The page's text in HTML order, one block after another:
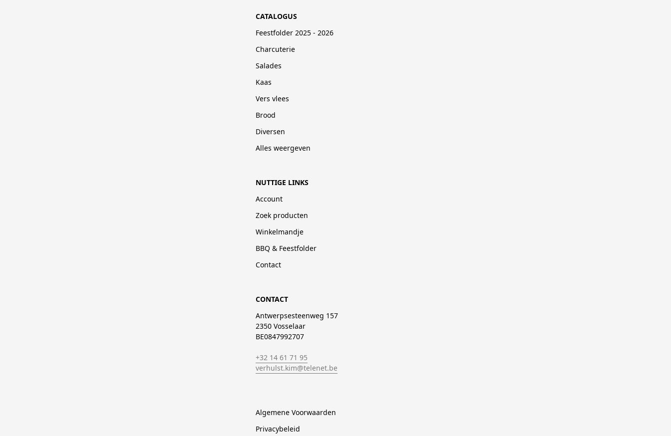
CATALOGUS
Feestfolder 2025 - 2026
Charcuterie
Salades
Kaas
Vers vlees
Brood
Diversen
Alles weergeven
NUTTIGE LINKS
Account
Zoek producten
Winkelmandje
BBQ & Feestfolder
Contact
CONTACT
Antwerpsesteenweg 157
2350 Vosselaar
BE0847992707
+32 14 61 71 95
verhulst.kim@telenet.be
Algemene Voorwaarden
Privacybeleid